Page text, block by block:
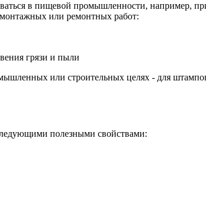
в пищевой промышленности, например,
или ремонтных работ:
грязи и пыли
или строительных целях - для
полезными свойствами: